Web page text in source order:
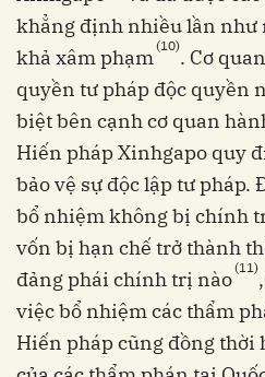
khẳng định nhiều lần như
khả xâm phạm(10). Cơ
quyền tư pháp độc quyền
biệt bên cạnh cơ quan
Hiến pháp Xinhgapo quy
bảo vệ sự độc lập tư pháp.
bổ nhiệm không bị chính
vốn bị hạn chế trở thành
đảng phái chính trị nào(11)
việc bổ nhiệm các thẩm
Hiến pháp cũng đồng thời